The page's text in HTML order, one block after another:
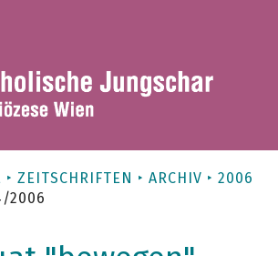
ZEITSCHRIFTEN ARCHIV
2006
2006